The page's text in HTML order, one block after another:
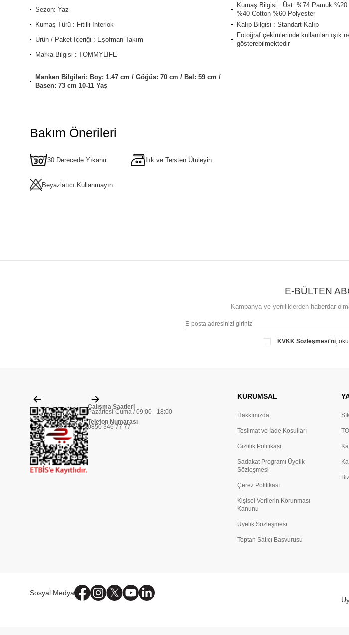
Sezon: Yaz
Kumaş Bilgisi : Üst: %74 Pamuk
%40 Cotton %60 Polyester
Kumaş Türü : Fitilli İnterlok
Kalıp Bilgisi : Standart Kalıp
Ürün / Paket İçeriği : Eşofman Takım
Fotoğraf çekimlerinde kullanılan ışık
gösterebilmektedir
Marka Bilgisi : TOMMYLIFE
Manken Bilgileri: Boy: 1.47 cm / Göğüs: 70 cm / Bel: 59 cm /
Basen: 73 cm 10-11 Yaş
Bakım Önerileri
30 Derecede Yıkanır Ilık ve Tersten Ütüleyin
Beyazlatıcı Kullanmayın
E-BÜLTEN
Kampanya ve yeniliklerden haberdar
KVKK Sözleşmesi'ni,
Çalışma Saatleri
Pazartesi-Cuma / 09:00 - 18:00
Telefon Numarası
0850 346 77 77
KURUMSAL
Hakkımızda
Teslimat ve İade Koşulları
Gizlilik Politikası
Sadakat Programı Üyelik
Sözleşmesi
Çerez Politikası
Kişisel Verilerin Korunması
Kanunu
Üyelik Sözleşmesi
Toptan Satıcı Başvurusu
Sosyal Medya